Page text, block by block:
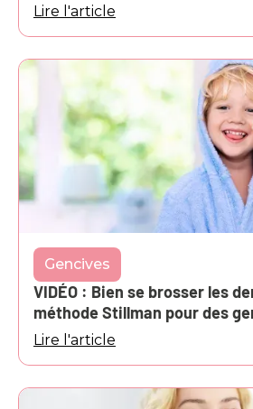
Lire l'article
Gencives
VIDÉO : Bien se brosser les
méthode Stillman pour des
santé
Lire l'article